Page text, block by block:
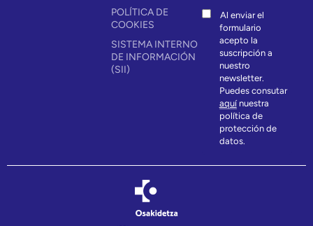
POLÍTICA DE
COOKIES
SISTEMA INTERNO
DE INFORMACIÓN
(SII)
Al enviar el
formulario
acepto la
suscripción a
nuestro
newsletter.
Puedes consutar
aquínuestra
política de
protección de
datos.